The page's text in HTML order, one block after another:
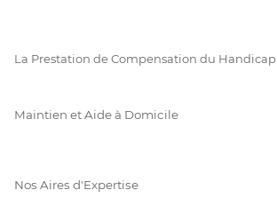
La Prestation de Compensation du Handicap
Maintien et Aide à Domicile
Nos Aires d'Expertise